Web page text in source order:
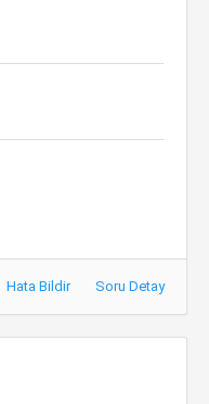
Hata Bildir Soru Detay